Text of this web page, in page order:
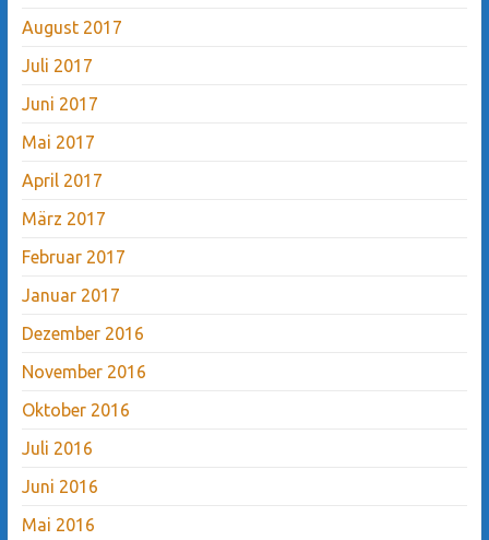
August 2017
Juli 2017
Juni 2017
Mai 2017
April 2017
März 2017
Februar 2017
Januar 2017
Dezember 2016
November 2016
Oktober 2016
Juli 2016
Juni 2016
Mai 2016